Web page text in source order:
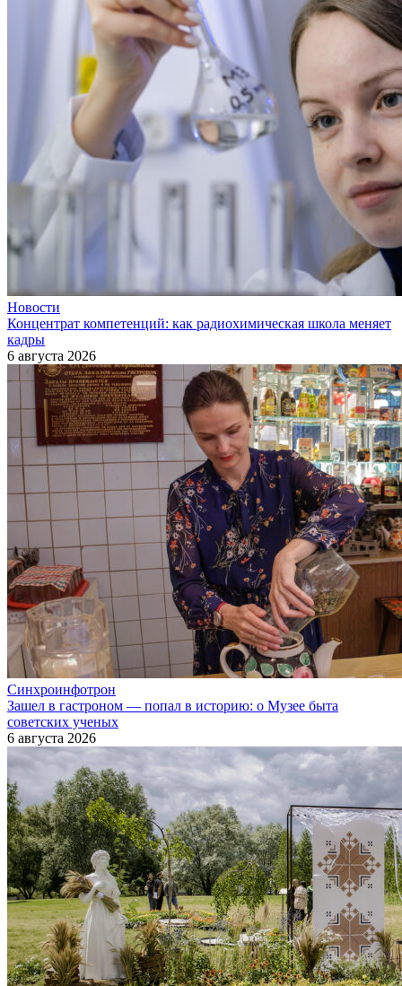
Новости
Концентрат компетенций: как радиохимическая школа меняет
кадры
6 августа 2026
Синхроинфотрон
Зашел в гастроном — попал в историю: о Музее быта
советских ученых
6 августа 2026